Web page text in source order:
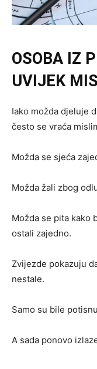
OSOBA IZ
UVIJEK
Iako možda djeluje
često se vraća
Možda se sjeća
Možda žali zbog
Možda se pita kako
ostali zajedno.
Zvijezde pokazuju
nestale.
Samo su bile
A sada ponovo